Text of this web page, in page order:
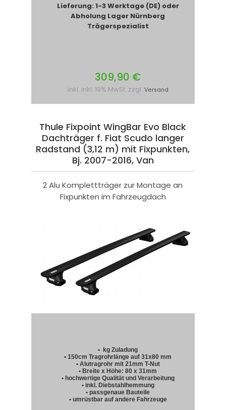
Lieferung: 1-3 Werktage (DE) oder
Abholung Lager Nürnberg
Trägerspezialist
309,90 €
inkl. inkl. 19% MwSt. zzgl. Versand
Thule Fixpoint WingBar Evo Black
Dachträger f. Fiat Scudo langer
Radstand (3,12 m) mit Fixpunkten,
Bj. 2007-2016, Van
2 Alu Komplettträger zur Montage an
Fixpunkten im Fahrzeugdach
• kg Zuladung
• 150cm Tragrohrlänge auf 31x80 mm
• Alutragrohr mit 21mm T-Nut
• Breite x Höhe: 80 x 31mm
• hochwertige Qualität und Verarbeitung
• inkl. Diebstahlhemmung
• passgenaue Bauteile
• umrüstbar auf andere Fahrzeuge